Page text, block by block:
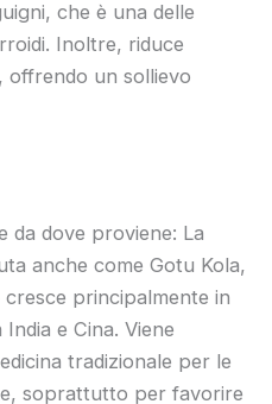
che è una delle
Inoltre, riduce
offrendo un sollievo
da dove proviene: La
anche come Gotu Kola,
principalmente in
e Cina. Viene
tradizionale per le
soprattutto per favorire